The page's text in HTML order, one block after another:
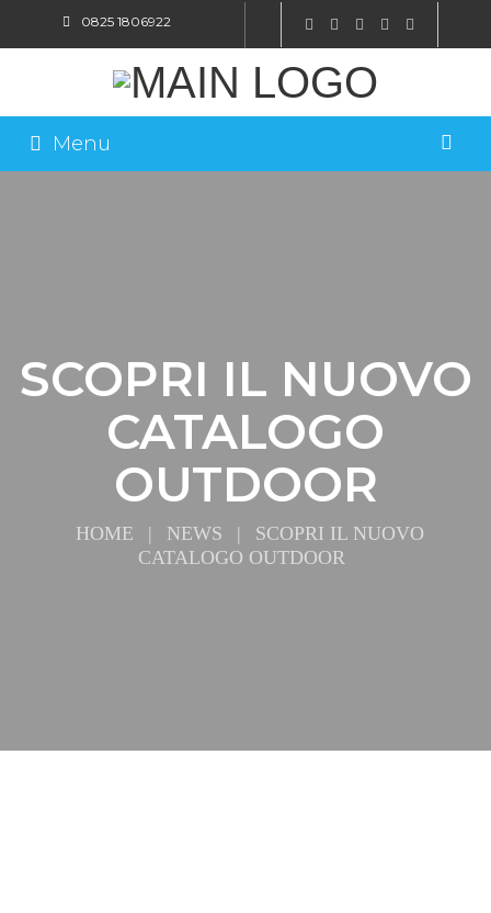
0825 1806922
Menu
SCOPRI IL NUOVO
CATALOGO
OUTDOOR
HOME | NEWS |
SCOPRI IL NUOVO
CATALOGO OUTDOOR